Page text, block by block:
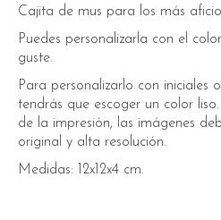
Cajita de mus para los más
Puedes personalizarla con el
guste.
Para personalizarlo con iniciales
tendrás que escoger un color
de la impresión, las imágenes
original y alta resolución.
Medidas: 12x12x4 cm.